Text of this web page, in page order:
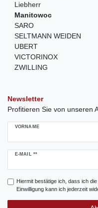
Liebherr
Manitowoc
SARO
SELTMANN WEIDEN
UBERT
VICTORINOX
ZWILLING
Newsletter
Profitieren Sie von unseren
VORNAME
E-MAIL **
Newsletter
Hiermit bestätige ich, dass ich die
Einwilligung kann ich jederzeit